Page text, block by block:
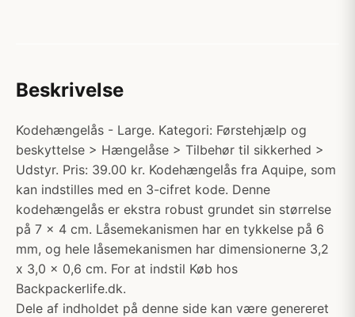
Beskrivelse
Kodehængelås - Large. Kategori: Førstehjælp og
beskyttelse > Hængelåse > Tilbehør til sikkerhed >
Udstyr. Pris: 39.00 kr. Kodehængelås fra Aquipe, som
kan indstilles med en 3-cifret kode. Denne
kodehængelås er ekstra robust grundet sin størrelse
på 7 x 4 cm. Låsemekanismen har en tykkelse på 6
mm, og hele låsemekanismen har dimensionerne 3,2
x 3,0 x 0,6 cm. For at indstil Køb hos
Backpackerlife.dk.
Dele af indholdet på denne side kan være genereret